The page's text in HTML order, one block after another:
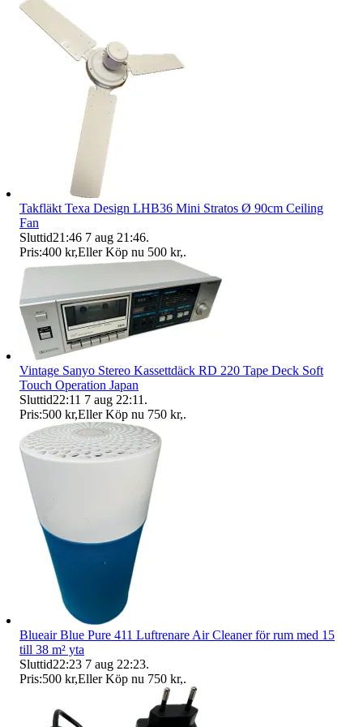
Takfläkt Texa Design LHB36 Mini Stratos Ø 90cm Ceiling
Fan
Sluttid21:46 7 aug 21:46.
Pris:400 kr,Eller Köp nu 500 kr,.
Vintage Sanyo Stereo Kassettdäck RD 220 Tape Deck Soft
Touch Operation Japan
Sluttid22:11 7 aug 22:11 .
Pris:500 kr,Eller Köp nu 750 kr,.
Blueair Blue Pure 411 Luftrenare Air Cleaner för rum med 15
till 38 m² yta
Sluttid22:23 7 aug 22:23.
Pris:500 kr,Eller Köp nu 750 kr,.